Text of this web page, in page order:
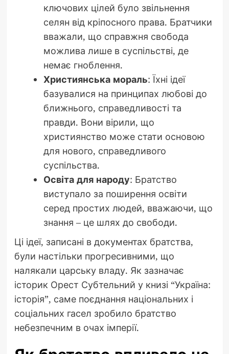
ключових цілей було звільнення
селян від кріпосного права. Братчики
вважали, що справжня свобода
можлива лише в суспільстві, де
немає гноблення.
Християнська мораль: Їхні ідеї
базувалися на принципах любові до
ближнього, справедливості та
правди. Вони вірили, що
християнство може стати основою
для нового, справедливого
суспільства.
Освіта для народу: Братство
виступало за поширення освіти
серед простих людей, вважаючи, що
знання – це шлях до свободи.
Ці ідеї, записані в документах братства,
були настільки прогресивними, що
налякали царську владу. Як зазначає
історик Орест Субтельний у книзі “Україна:
історія”, саме поєднання національних і
соціальних гасел зробило братство
небезпечним в очах імперії.